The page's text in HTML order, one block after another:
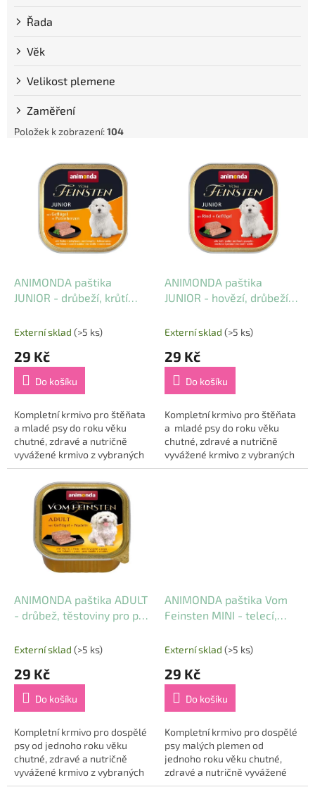
Řada
Věk
Velikost plemene
Zaměření
Položek k zobrazení:104
ANIMONDA paštika
JUNIOR - drůbeží, krůtí
Externí sklad (>5 ks)
29 Kč
Do košíku
Kompletní krmivo pro štěňata
a mladé psy do roku věku
chutné, zdravé a nutričně
vyvážené krmivo z vybraných
surovin nejvyšší kvality
neobsahuje obiloviny ani sóju
bez...
ANIMONDA paštika
JUNIOR - hovězí, drůbeží
Externí sklad (>5 ks)
29 Kč
Do košíku
Kompletní krmivo pro štěňata
a mladé psy do roku věku
chutné, zdravé a nutričně
vyvážené krmivo z vybraných
surovin nejvyšší kvality
ANIMONDA paštika ADULT
- drůbež, těstoviny pro psy
Externí sklad (>5 ks)
29 Kč
Do košíku
Kompletní krmivo pro dospělé
psy od jednoho roku věku
chutné, zdravé a nutričně
vyvážené krmivo z vybraných
surovin nejvyšší kvality
ANIMONDA paštika Vom
Feinsten MINI - telecí,
100 g
Externí sklad (>5 ks)
29 Kč
Do košíku
Kompletní krmivo pro dospělé
psy malých plemen od
jednoho roku věku chutné,
zdravé a nutričně vyvážené
krmivo z vybraných surovin